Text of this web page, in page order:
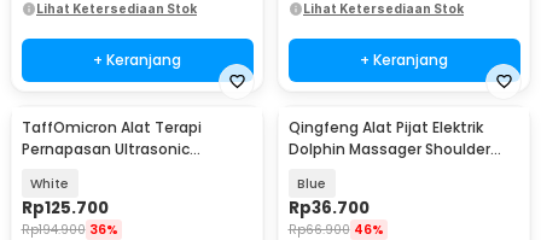
Lihat Ketersediaan Stok
+ Keranjang
Lihat Ketersediaan Stok
+ Keranjang
TaffOmicron Alat Terapi
Pernapasan Ultrasonic
White
Rp125.700
Rp194.900 36%
Qingfeng Alat Pijat Elektrik
Dolphin Massager Shoulder
Blue
Rp36.700
Rp66.900 46%